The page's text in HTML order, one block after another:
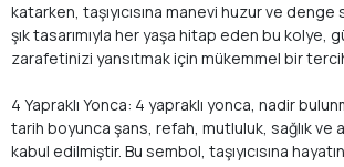
katarken, taşıyıcısına manevi huzur ve
şık tasarımıyla her yaşa hitap eden bu kolye,
zarafetinizi yansıtmak için mükemmel bir
4 Yapraklı Yonca: 4 yapraklı yonca, nadir
tarih boyunca şans, refah, mutluluk, sağlık ve
kabul edilmiştir. Bu sembol, taşıyıcısına